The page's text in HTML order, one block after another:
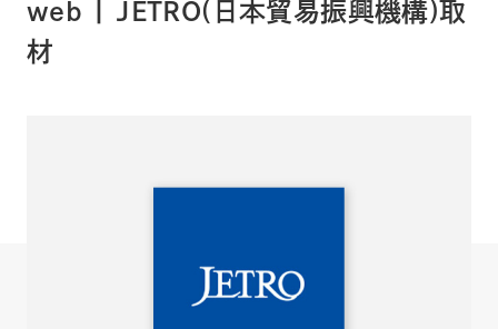
web | JETRO(日本貿易振興機構)取
材